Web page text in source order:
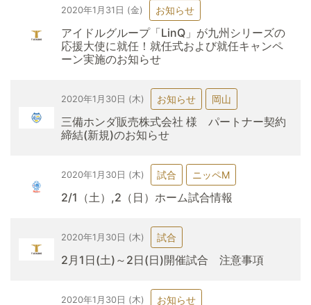
2020年1月31日 (金) お知らせ
アイドルグループ「LinQ」が九州シリーズの
応援大使に就任！就任式および就任キャンペ
ーン実施のお知らせ
2020年1月30日 (木) お知らせ 岡山
三備ホンダ販売株式会社 様 パートナー契約
締結(新規)のお知らせ
2020年1月30日 (木) 試合 ニッペM
2/1（土）,2（日）ホーム試合情報
2020年1月30日 (木) 試合
2月1日(土)～2日(日)開催試合 注意事項
2020年1月30日 (木) お知らせ